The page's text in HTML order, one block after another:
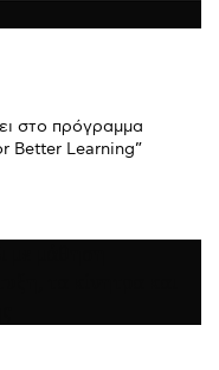
στο πρόγραμμα
Better Learning”